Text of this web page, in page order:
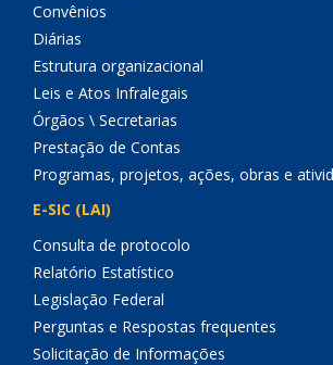
Convênios
Diárias
Estrutura organizacional
Leis e Atos Infralegais
Órgãos \ Secretarias
Prestação de Contas
Programas, projetos, ações, obras e
E-SIC (LAI)
Consulta de protocolo
Relatório Estatístico
Legislação Federal
Perguntas e Respostas frequentes
Solicitação de Informações